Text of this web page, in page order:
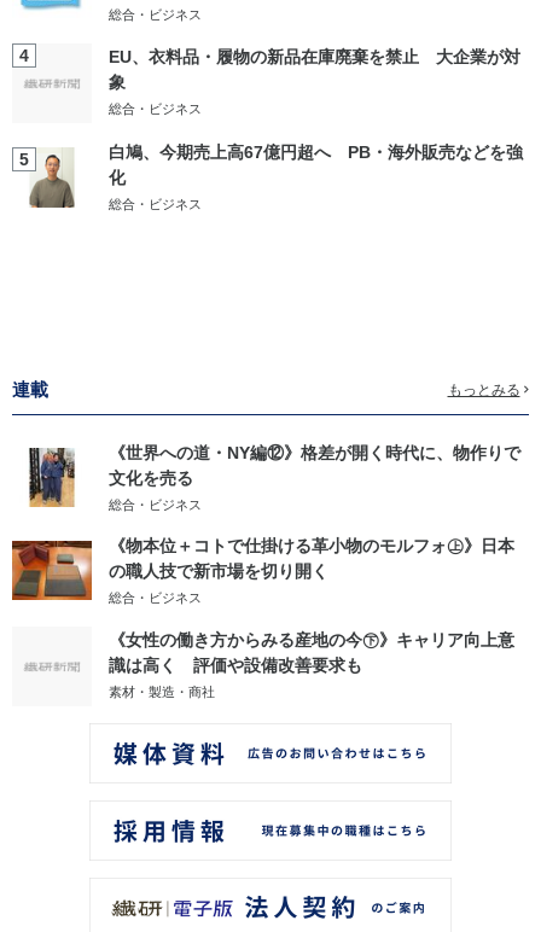
総合・ビジネス
4
EU、衣料品・履物の新品在庫廃棄を禁止 大企業が対
象
総合・ビジネス
5
白鳩、今期売上高67億円超へ PB・海外販売などを強
化
総合・ビジネス
連載 もっとみる
《世界への道・NY編⑫》格差が開く時代に、物作りで
文化を売る
総合・ビジネス
《物本位＋コトで仕掛ける革小物のモルフォ㊤》日本
の職人技で新市場を切り開く
総合・ビジネス
《女性の働き方からみる産地の今㊦》キャリア向上意
識は高く 評価や設備改善要求も
素材・製造・商社